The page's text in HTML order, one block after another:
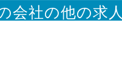
会社の他の求人